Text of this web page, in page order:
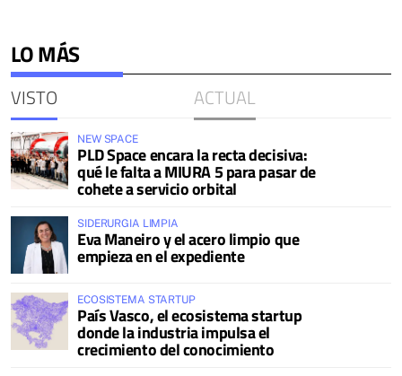
LO MÁS
VISTO ACTUAL
NEW SPACE
PLD Space encara la recta decisiva:
qué le falta a MIURA 5 para pasar de
cohete a servicio orbital
SIDERURGIA LIMPIA
Eva Maneiro y el acero limpio que
empieza en el expediente
ECOSISTEMA STARTUP
País Vasco, el ecosistema startup
donde la industria impulsa el
crecimiento del conocimiento